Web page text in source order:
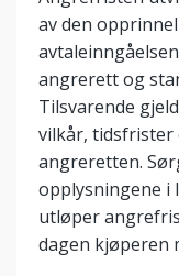
av den
angrerett og
Tilsvarende
vilkår, tidsfrister
angreretten.
opplysningene i
utløper
dagen kjøperen